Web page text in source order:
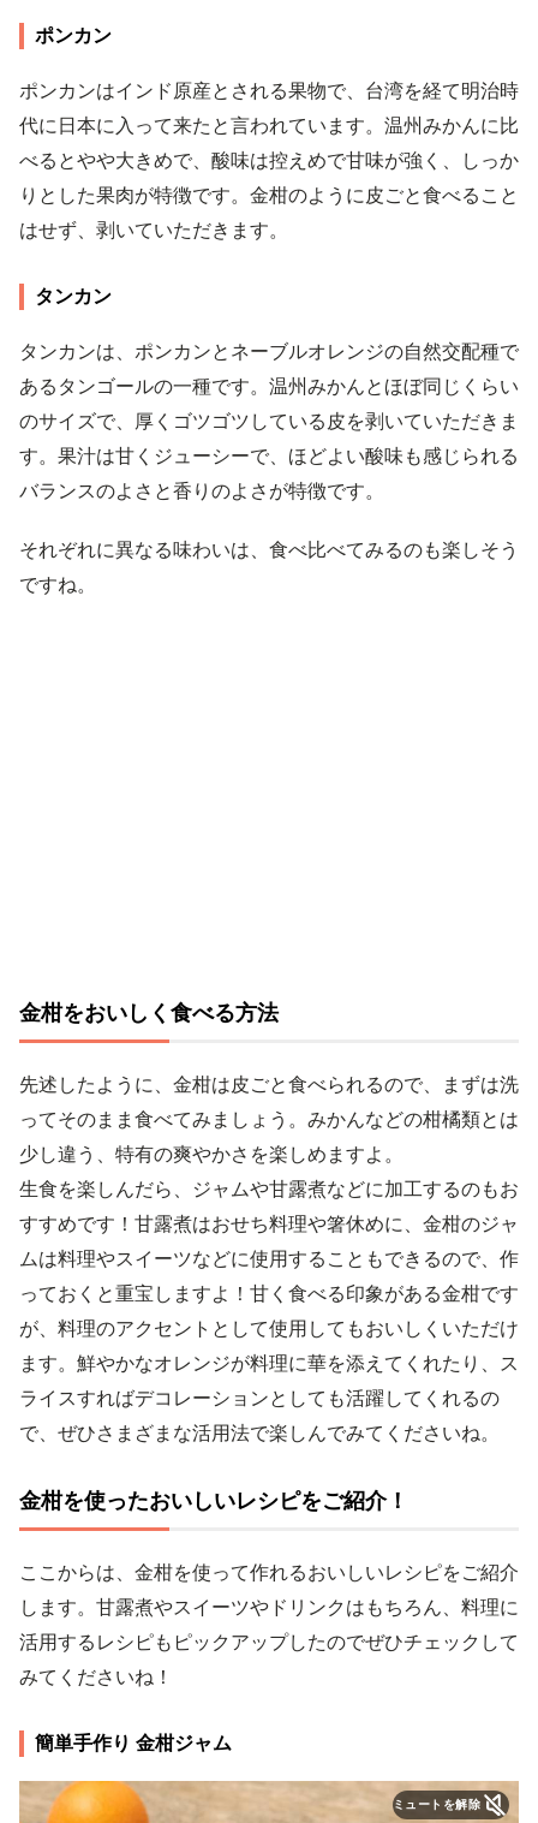
ポンカン
ポンカンはインド原産とされる果物で、台湾を経て明治時
代に日本に入って来たと言われています。温州みかんに比
べるとやや大きめで、酸味は控えめで甘味が強く、しっか
りとした果肉が特徴です。金柑のように皮ごと食べること
はせず、剥いていただきます。
タンカン
タンカンは、ポンカンとネーブルオレンジの自然交配種で
あるタンゴールの一種です。温州みかんとほぼ同じくらい
のサイズで、厚くゴツゴツしている皮を剥いていただきま
す。果汁は甘くジューシーで、ほどよい酸味も感じられる
バランスのよさと香りのよさが特徴です。
それぞれに異なる味わいは、食べ比べてみるのも楽しそう
ですね。
金柑をおいしく食べる方法
先述したように、金柑は皮ごと食べられるので、まずは洗
ってそのまま食べてみましょう。みかんなどの柑橘類とは
少し違う、特有の爽やかさを楽しめますよ。
生食を楽しんだら、ジャムや甘露煮などに加工するのもお
すすめです！甘露煮はおせち料理や箸休めに、金柑のジャ
ムは料理やスイーツなどに使用することもできるので、作
っておくと重宝しますよ！甘く食べる印象がある金柑です
が、料理のアクセントとして使用してもおいしくいただけ
ます。鮮やかなオレンジが料理に華を添えてくれたり、ス
ライスすればデコレーションとしても活躍してくれるの
で、ぜひさまざまな活用法で楽しんでみてくださいね。
金柑を使ったおいしいレシピをご紹介！
ここからは、金柑を使って作れるおいしいレシピをご紹介
します。甘露煮やスイーツやドリンクはもちろん、料理に
活用するレシピもピックアップしたのでぜひチェックして
みてくださいね！
簡単手作り 金柑ジャム
ミュートを解除